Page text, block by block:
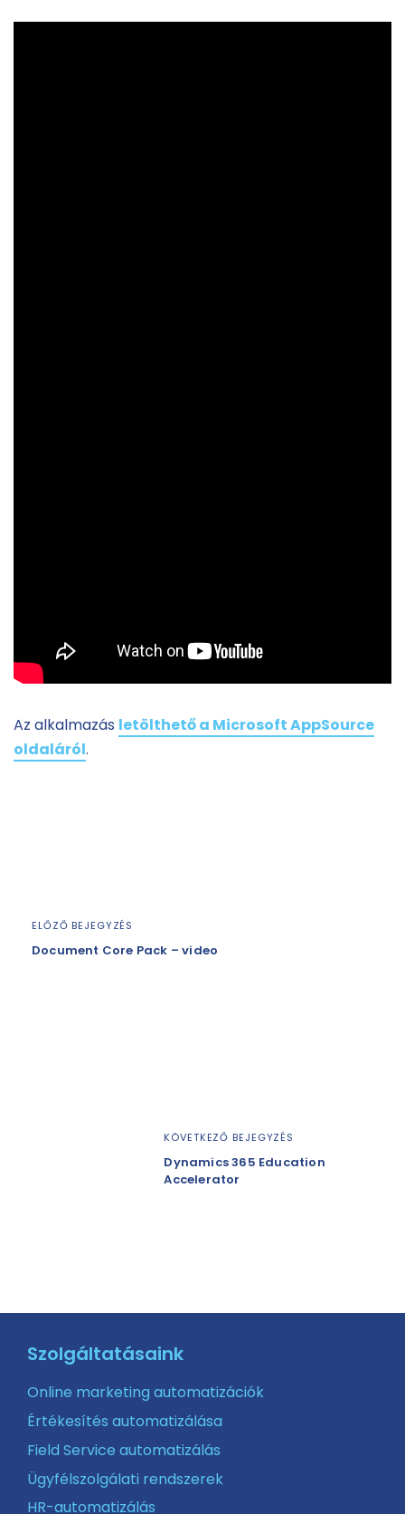
Az alkalmazás letölthető a Microsoft AppSource
oldaláról.
ELŐZŐ BEJEGYZÉS
Document Core Pack – video
KÖVETKEZŐ BEJEGYZÉS
Dynamics 365 Education
Accelerator
Szolgáltatásaink
Online marketing automatizációk
Értékesítés automatizálása
Field Service automatizálás
Ügyfélszolgálati rendszerek
HR-automatizálás